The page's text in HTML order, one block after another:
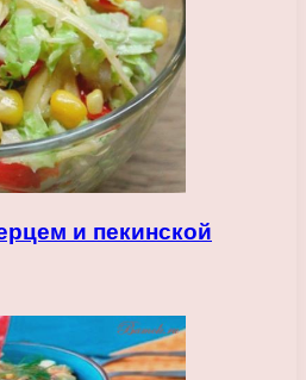
и пекинской